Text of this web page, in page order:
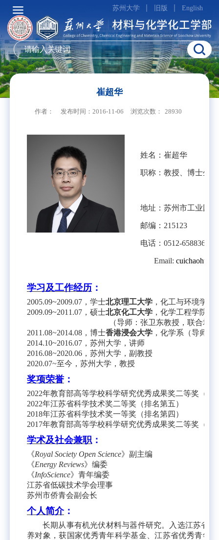
苏州大学 旧版 English
崔超华
作者： 发布时间：2016-11-06 浏览次数： 28930
姓名：崔超华
职称：教授、博士生
地址：苏州市工业园
邮编： 215123
电话： 0512-65883671
Email:
学习及工作经历 ：
2005.09~2009.07 ，学士北京理工大学 ，化工与环境学院
2009.09~2011.07 ，硕士北京化工大学 ，化学工程学院
（导师：张卫东教授，联合培
2011.08~2014.08 ，博士香港浸会大学 ，化学系（导师：
2014.10~2016.07 ，苏州大学，讲师
2016.08~2020.06 ，苏州大学，副教授
2020.07~至今， 苏州大学，教授
奖项荣誉 ：
2022年教育部高等学校科学研究优秀成果奖二等奖（排
2022年江苏省科学技术奖二等奖（排名第五）
2018年江苏省科学技术奖一等奖（排名第四）
2017年教育部高等学校科学研究优秀成果奖二等奖（排
学术及社会兼职 ：
《Royal Society Open Science》 副主编
《Energy Reviews》编委
《InfoScience》青年编委
江苏省低碳技术学会理事
苏州市侨青会副会长
个人简介：
长期从事有机光伏材料与器件研究。入选江苏省
养对象 ，获国家优秀青年科学基金、江苏省优秀青年